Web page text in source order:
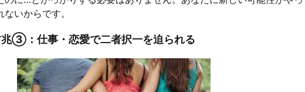
いからです。
兆③：仕事・恋愛で二者択一を迫られる